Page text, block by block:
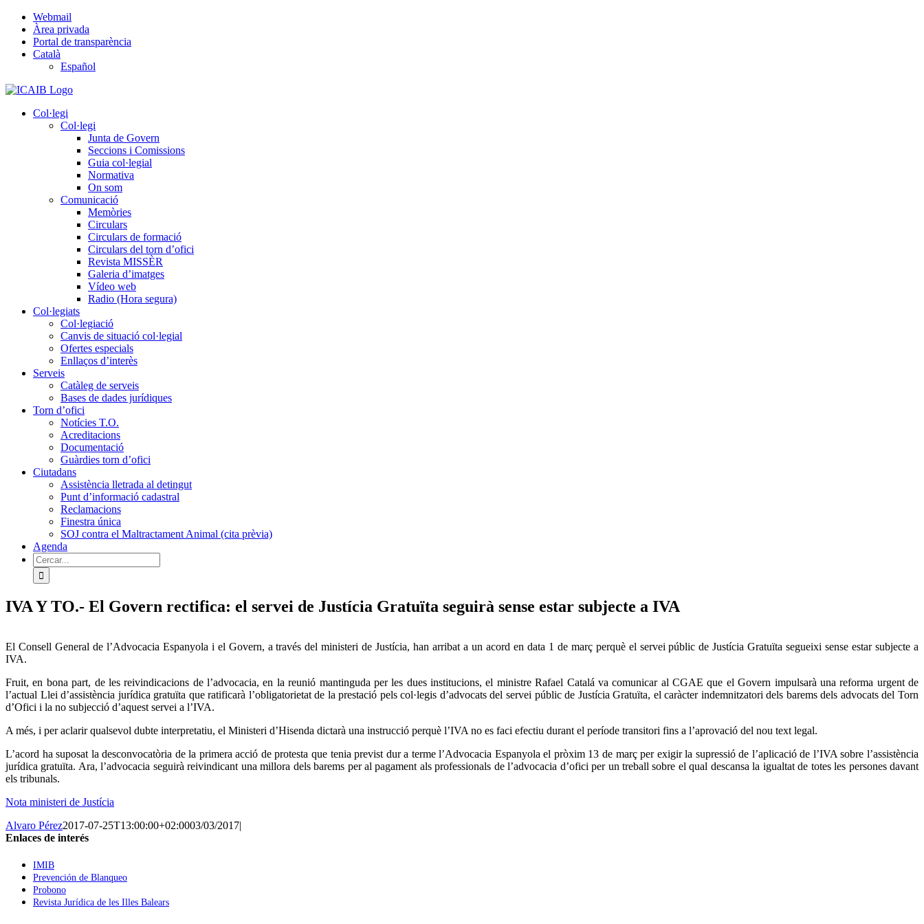
Skip
content
Webmail
Àrea privada
Portal de transparència
Català
Español
Col·legi
Col·legi
Junta de Govern
Seccions i Comissions
Guia col·legial
Normativa
On som
Comunicació
Memòries
Circulars
Circulars de formació
Circulars del torn d’ofici
Revista MISSÈR
Galeria d’imatges
Vídeo web
Radio (Hora segura)
Col·legiats
Col·legiació
Canvis de situació col·legial
Ofertes especials
Enllaços d’interès
Serveis
Catàleg de serveis
Bases de dades jurídiques
Torn d’ofici
Notícies T.O.
Acreditacions
Documentació
Guàrdies torn d’ofici
Ciutadans
Assistència lletrada al detingut
Punt d’informació cadastral
Reclamacions
Finestra única
SOJ contra el Maltractament Animal (cita prèvia)
Agenda
Cerca
…
IVA Y TO.- El Govern rectifica: el servei de Justícia Gratuïta seguirà sense estar subjecte a IVA
El Consell General de l’Advocacia Espanyola i el Govern, a través del ministeri de Justícia, han arribat a un acord en data 1 de març perquè el servei públic de Justícia Gratuïta segueixi sense estar subjecte a
IVA.
Fruit, en bona part, de les reivindicacions de l’advocacia, en la reunió mantinguda per les dues institucions, el ministre Rafael Catalá va comunicar al CGAE que el Govern impulsarà una reforma urgent de
l’actual Llei d’assistència jurídica gratuïta que ratificarà l’obligatorietat de la prestació pels col·legis d’advocats del servei públic de Justícia Gratuïta, el caràcter indemnitzatori dels barems dels advocats del Torn
d’Ofici i la no subjecció d’aquest servei a l’IVA.
A més, i per aclarir qualsevol dubte interpretatiu, el Ministeri d’Hisenda dictarà una instrucció perquè l’IVA no es faci efectiu durant el període transitori fins a l’aprovació del nou text legal.
L’acord ha suposat la desconvocatòria de la primera acció de protesta que tenia previst dur a terme l’Advocacia Espanyola el pròxim 13 de març per exigir la supressió de l’aplicació de l’IVA sobre l’assistència
jurídica gratuïta. Ara, l’advocacia seguirà reivindicant una millora dels barems per al pagament als professionals de l’advocacia d’ofici per un treball sobre el qual descansa la igualtat de totes les persones davant
els tribunals.
Nota ministeri de Justícia
Alvaro Pérez2017-07-25T13:00:00+02:0003/03/2017|
Enlaces de interés
IMIB
Prevención de Blanqueo
Probono
Revista Jurídica de les Illes Balears